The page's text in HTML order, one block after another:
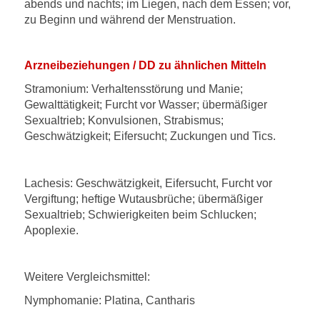
abends und nachts; im Liegen, nach dem Essen; vor,
zu Beginn und während der Menstruation.
Arzneibeziehungen / DD zu ähnlichen Mitteln
Stramonium: Verhaltensstörung und Manie;
Gewalttätigkeit; Furcht vor Wasser; übermäßiger
Sexualtrieb; Konvulsionen, Strabismus;
Geschwätzigkeit; Eifersucht; Zuckungen und Tics.
Lachesis: Geschwätzigkeit, Eifersucht, Furcht vor
Vergiftung; heftige Wutausbrüche; übermäßiger
Sexualtrieb; Schwierigkeiten beim Schlucken;
Apoplexie.
Weitere Vergleichsmittel:
Nymphomanie: Platina, Cantharis